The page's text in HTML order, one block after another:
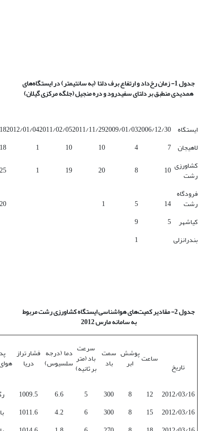
جدول 1- زمان رخ‌داد و ارتفاع برف دلتا (به سانتیمتر) در ایستگاه‌های
همدیدی منطبق بر دلتای سفیدرود و دره منجیل(جلگه مرکزی گیلان)
ایستگاه 2006/12/30
2009/01/03
2011/11/29
2011/02/05
2012/01/04
لاهیجان 7
4
10
10
1
18
کشاورزی
رشت 10
8
20
19
1
25
فرودگاه
رشت 14
5
1
20
کیاشهر 5
9
بندرانزلی
1
جدول 2- مقادیر کمیت‌های هواشناسی ایستگاه کشاورزی رشت مربوط
به سامانه مارس 2012
تاریخ
ساعتپوشش
ابر
سمت
باد
سرعت
باد (متر
بر ثانیه)
دما (درجه
سلسیوس)
فشار تراز
دریا
2012/03/16
12
8
300
5
6.6
1009.5
2012/03/16
15
8
300
6
4.2
1011.6